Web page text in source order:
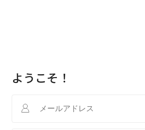
ようこそ！